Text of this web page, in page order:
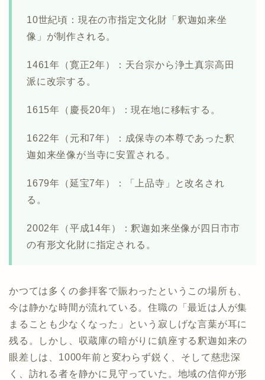
10世紀頃：現在の市指定文化財「釈迦如来坐
像」が制作される。
1461年（寛正2年）：天台宗から浄土真宗高田
派に改宗する。
1615年（慶長20年）：現在地に移転する。
1622年（元和7年）：成保寺の本尊であった釈
迦如来坐像が当寺に安置される。
1679年（延宝7年）：「上品寺」と改名され
る。
2002年（平成14年）：釈迦如来坐像が四日市市
の有形文化財に指定される。
かつては多くの参拝客で賑わったというこの場所も、
今は静かな時間が流れている。住職の「最近は人が集
まることも少なくなった」という寂しげな言葉が耳に
残る。しかし、収蔵庫の暗がりに鎮座する釈迦如来の
眼差しは、1000年前と変わらず鋭く、そして慈悲深
く、訪れる者を静かに見守っていた。地域の信仰が形